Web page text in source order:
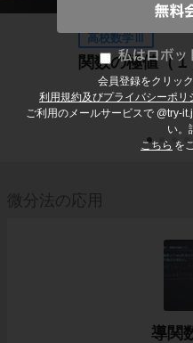
会員登録をクリッ
利用規約及びプライバシーポリ
ご利用のメールサービスで @try-
い。
こちら を
関数の極値（１
高校数学Ⅲ
微分法の応用
導関